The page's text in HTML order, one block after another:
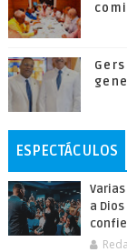
ESPECTÁCULOS
a